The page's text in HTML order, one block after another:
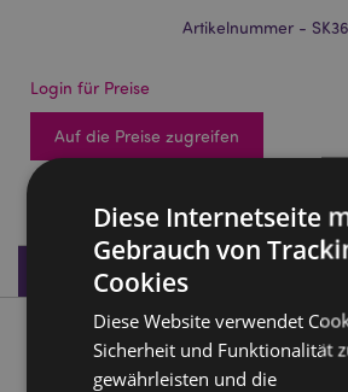
Artikelnummer -
Login für Preise
Auf die Preise zugreifen
97 auf Lager
Produktdaten
Produktbeschreibung
Diese Internetseite
Gebrauch von
Cookies
Diese Website verwendet
Sicherheit und Funktionalität
gewährleisten und die